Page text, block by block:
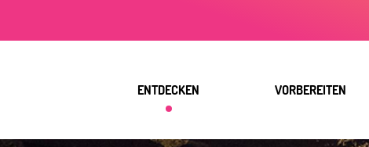
ENTDECKEN VORBEREITEN